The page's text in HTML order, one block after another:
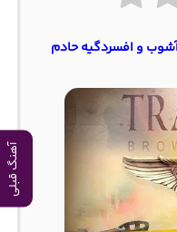
آهنگ قبلی
آشوب و افسردگیه حادم